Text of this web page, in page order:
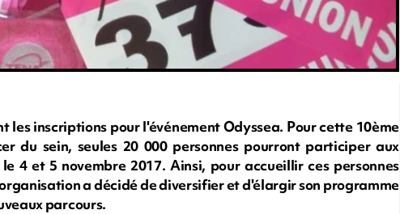
les inscriptions pour l'événement Odyssea. Pour cette 10ème
du sein, seules 20 000 personnes pourront participer aux
4 et 5 novembre 2017. Ainsi, pour accueillir ces personnes
a décidé de diversifier et d'élargir son programme
parcours.